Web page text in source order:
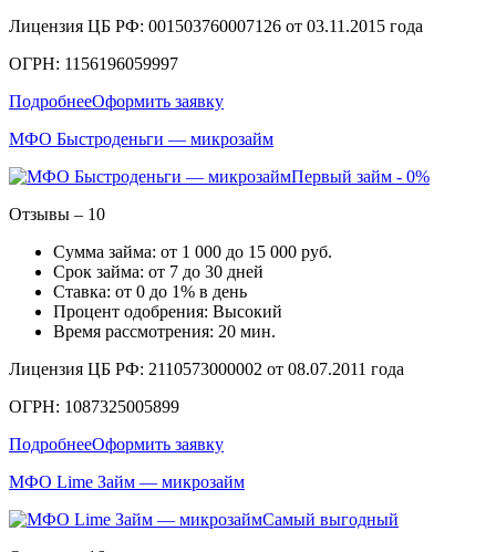
Лицензия ЦБ РФ: 001503760007126 от 03.11.2015 года
ОГРН: 1156196059997
ПодробнееОформить заявку
МФО Быстроденьги — микрозайм
Первый займ - 0%
Отзывы – 10
Сумма займа: от 1 000 до 15 000 руб.
Срок займа: от 7 до 30 дней
Ставка: от 0 до 1% в день
Процент одобрения: Высокий
Время рассмотрения: 20 мин.
Лицензия ЦБ РФ: 2110573000002 от 08.07.2011 года
ОГРН: 1087325005899
ПодробнееОформить заявку
МФО Lime Займ — микрозайм
Самый выгодный